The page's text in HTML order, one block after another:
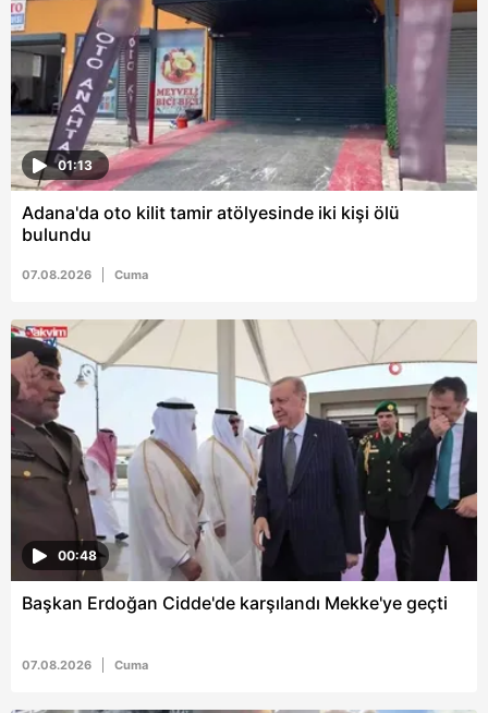
ilgili mevzuata uygun olarak kullanılan çerezlerle ilgili bilgi
almak için lütfentıklayınız.
01:13
Adana'da oto kilit tamir atölyesinde iki kişi ölü
bulundu
07.08.2026 Cuma
00:48
Başkan Erdoğan Cidde'de karşılandı Mekke'ye geçti
07.08.2026 Cuma